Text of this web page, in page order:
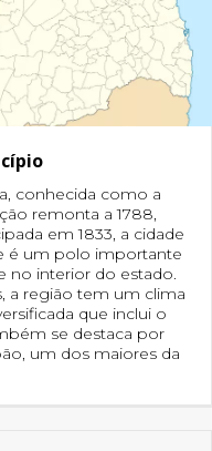
conhecida como a
remonta a 1788,
em 1833, a cidade
é um polo importante
no interior do estado.
a região tem um clima
que inclui o
se destaca por
um dos maiores da